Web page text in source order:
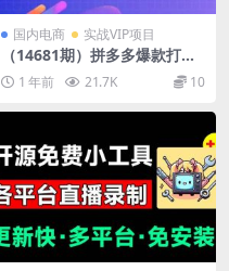
国内电商 实战VIP项目
（14681期）拼多多爆款打造
教学：直通车玩法/视觉营销/
新品流量爆破/最新搜索规则等
1 年前 21.7K 10